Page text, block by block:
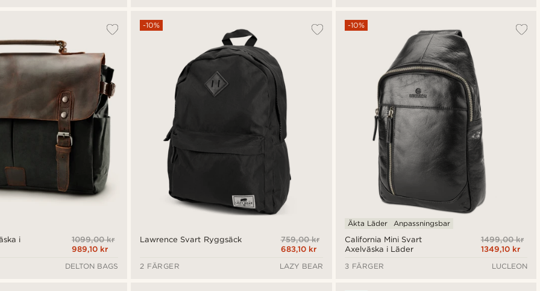
i
1099,00 kr
989,10 kr
DELTON BAGS
Lawrence Svart Ryggsäck
-10%
759,00 kr
683,10 kr
2 FÄRGER
LAZY BEAR
California Mini Svart
Axelväska i Läder
-10%
Äkta Läder
Anpassningsbar
1499,00 kr
1349,10 kr
3 FÄRGER
LUCLEON